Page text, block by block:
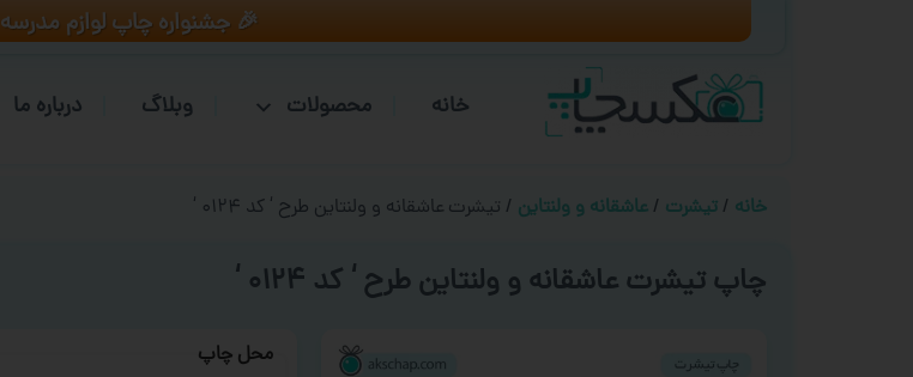
🎉 جشنواره چاپ لوازم مدرسه
خانه محصولات وبلاگ درباره ما
خانه / تیشرت / عاشقانه و ولنتاین / تیشرت عاشقانه و ولنتاین طرح ‘ کد ۰۱۲۴ ‘
چاپ تیشرت عاشقانه و ولنتاین طرح ‘ کد ۰۱۲۴ ‘
محل چاپ